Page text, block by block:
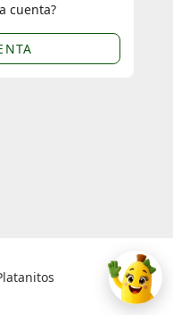
cuenta?